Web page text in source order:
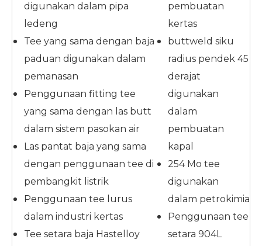
digunakan dalam pipa
ledeng
Tee yang sama dengan baja
paduan digunakan dalam
pemanasan
Penggunaan fitting tee
yang sama dengan las butt
dalam sistem pasokan air
Las pantat baja yang sama
dengan penggunaan tee di
pembangkit listrik
Penggunaan tee lurus
dalam industri kertas
Tee setara baja Hastelloy
pembuatan
kertas
buttweld siku
radius pendek 45
derajat
digunakan
dalam
pembuatan
kapal
254 Mo tee
digunakan
dalam petrokimia
Penggunaan tee
setara 904L